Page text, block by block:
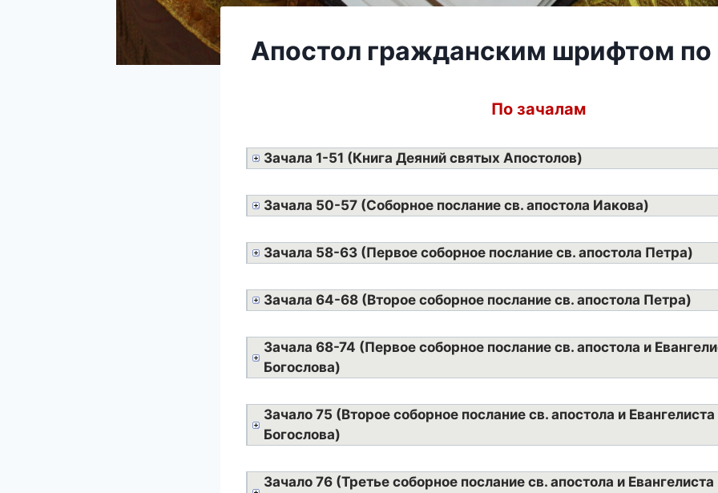
Апостол гражданским шрифтом по
По зачалам
Зачала 1-51 (Книга Деяний святых Апостолов)
Зачала 50-57 (Соборное послание св. апостола Иакова)
Зачала 58-63 (Первое соборное послание св. апостола Петра)
Зачала 64-68 (Второе соборное послание св. апостола Петра)
Зачала 68-74 (Первое соборное послание св. апостола и
Богослова)
Зачало 75 (Второе соборное послание св. апостола и
Богослова)
Зачало 76 (Третье соборное послание св. апостола и